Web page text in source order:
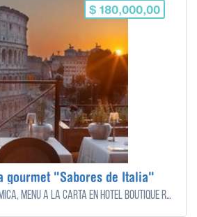
$ 180,000,00
gourmet "Sabores de Italia"
Experiencia gastronómica, menú a la carta en hotel Boutique Roma - para 2 personas